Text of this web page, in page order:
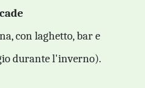
con laghetto, bar e
durante l'inverno).